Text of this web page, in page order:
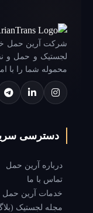
شرکت آرین حمل
لجستیک و حمل و
محموله شما را با
دسترسی
درباره آرین حمل
تماس با ما
خدمات آرین حمل
مجله لجستیک